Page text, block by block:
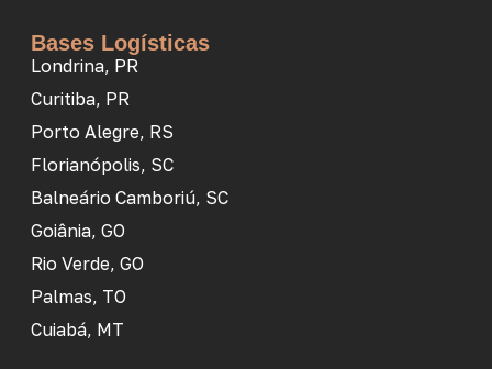
Bases Logísticas
Londrina, PR
Curitiba, PR
Porto Alegre, RS
Florianópolis, SC
Balneário Camboriú, SC
Goiânia, GO
Rio Verde, GO
Palmas, TO
Cuiabá, MT